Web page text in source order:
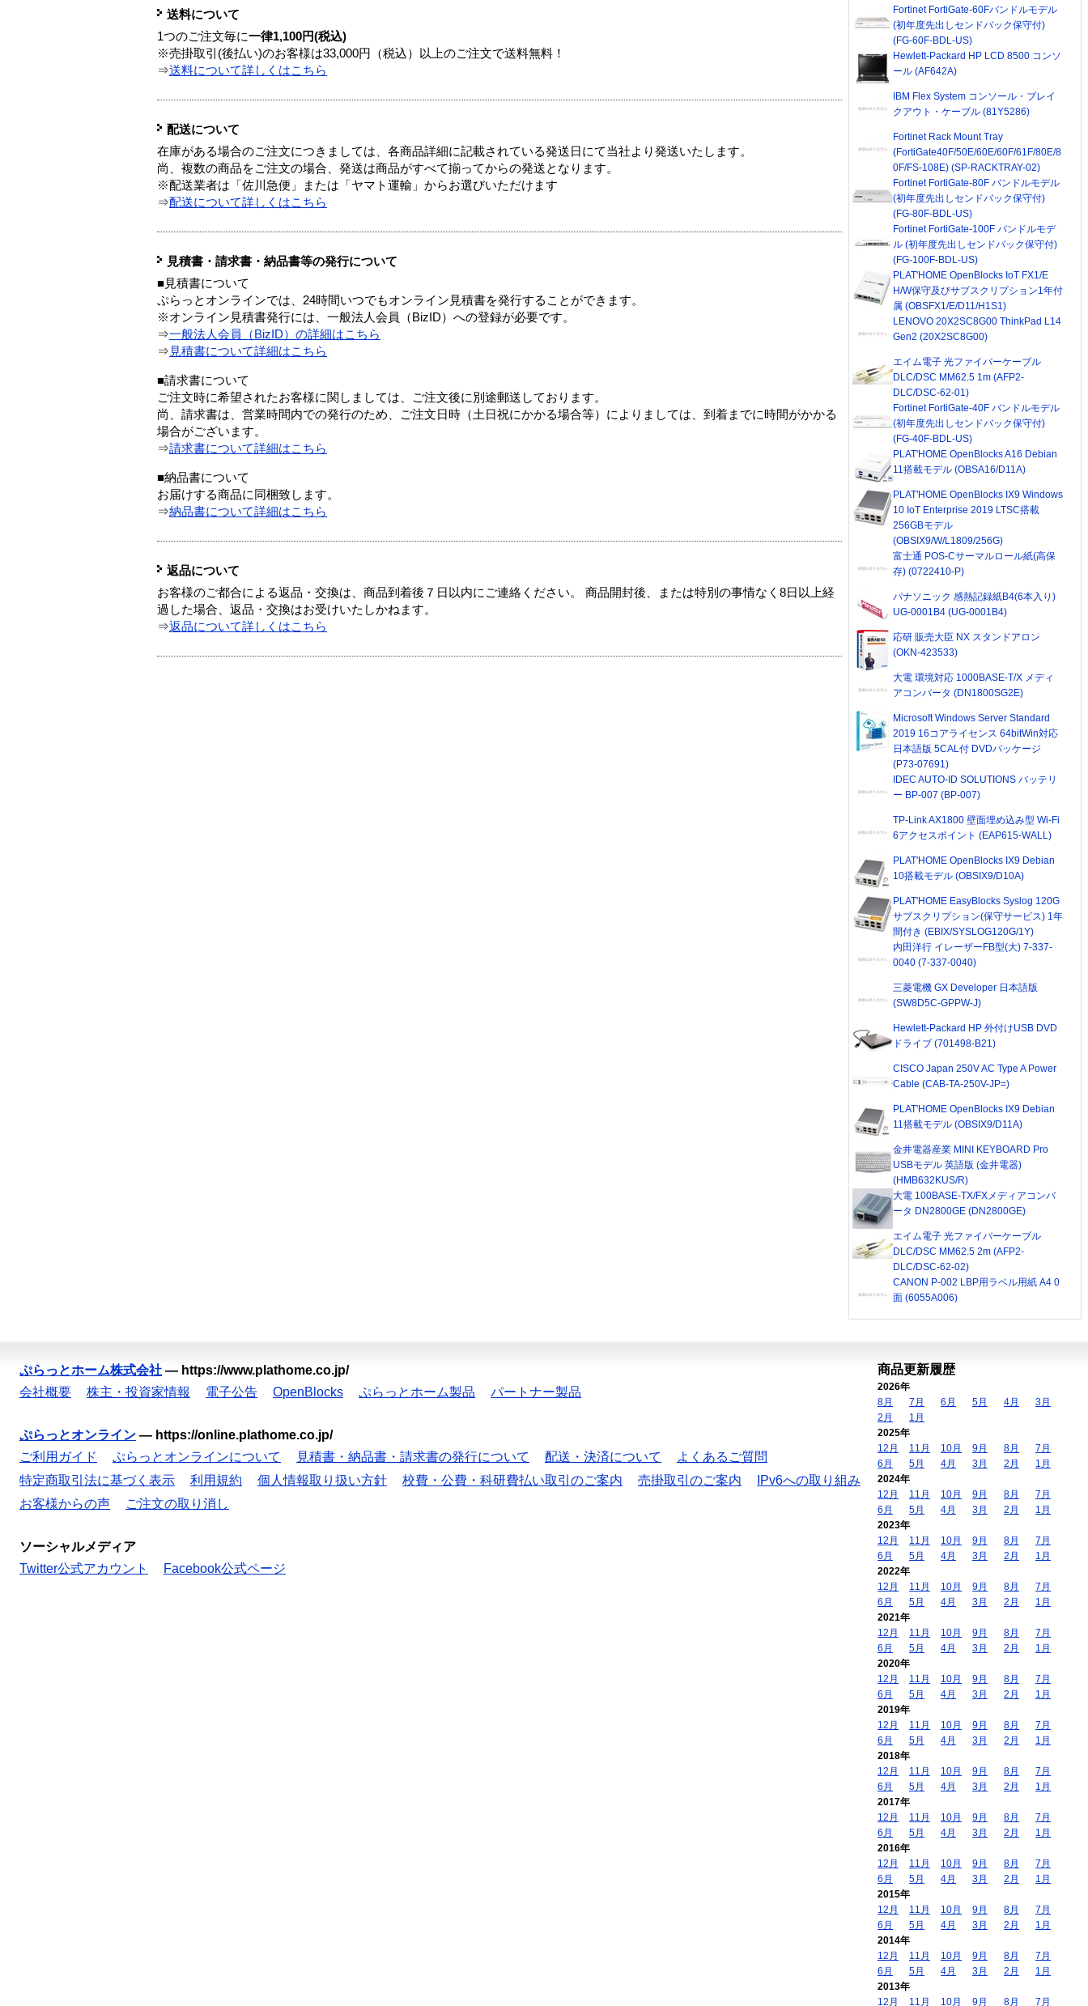
送料について
1つのご注文毎に一律1,100円(税込)
※売掛取引(後払い)のお客様は33,000円（税込）以上のご注文で送料無料！
⇒送料について詳しくはこちら
配送について
在庫がある場合のご注文につきましては、各商品詳細に記載されている発送日にて当社より発送いたします。
尚、複数の商品をご注文の場合、発送は商品がすべて揃ってからの発送となります。
※配送業者は「佐川急便」または「ヤマト運輸」からお選びいただけます
⇒配送について詳しくはこちら
見積書・請求書・納品書等の発行について
■見積書について
ぷらっとオンラインでは、24時間いつでもオンライン見積書を発行することができます。
※オンライン見積書発行には、一般法人会員（BizID）への登録が必要です。
⇒一般法人会員（BizID）の詳細はこちら
⇒ 見積書について詳細はこちら
■請求書について
ご注文時に希望されたお客様に関しましては、ご注文後に別途郵送しております。
尚、請求書は、営業時間内での発行のため、ご注文日時（土日祝にかかる場合等）によりましては、到着までに時間がかかる
場合がございます。
⇒請求書について詳細はこちら
■納品書について
お届けする商品に同梱致します。
⇒納品書について詳細はこちら
返品について
お客様のご都合による返品・交換は、商品到着後７日以内にご連絡ください。 商品開封後、または特別の事情なく8日以上経
過した場合、返品・交換はお受けいたしかねます。
⇒返品について詳しくはこちら
Fortinet FortiGate-60Fバンドルモデル
(初年度先出しセンドバック保守付)
(FG-60F-BDL-US)
Hewlett-Packard HP LCD 8500 コンソ
ール (AF642A)
IBM Flex System コンソール・ブレイ
クアウト・ケーブル (81Y5286)
Fortinet Rack Mount Tray
(FortiGate40F/50E/60E/60F/61F/80E/8
0F/FS-108E) (SP-RACKTRAY-02)
Fortinet FortiGate-80F バンドルモデル
(初年度先出しセンドバック保守付)
(FG-80F-BDL-US)
Fortinet FortiGate-100F バンドルモデ
ル (初年度先出しセンドバック保守付)
(FG-100F-BDL-US)
PLAT'HOME OpenBlocks IoT FX1/E
H/W保守及びサブスクリプション1年付
属 (OBSFX1/E/D11/H1S1)
LENOVO 20X2SC8G00 ThinkPad L14
Gen2 (20X2SC8G00)
エイム電子 光ファイバーケーブル
DLC/DSC MM62.5 1m (AFP2-
DLC/DSC-62-01)
Fortinet FortiGate-40F バンドルモデル
(初年度先出しセンドバック保守付)
(FG-40F-BDL-US)
PLAT'HOME OpenBlocks A16 Debian
11搭載モデル (OBSA16/D11A)
PLAT'HOME OpenBlocks IX9 Windows
10 IoT Enterprise 2019 LTSC搭載
256GBモデル
(OBSIX9/W/L1809/256G)
富士通 POS-Cサーマルロール紙(高保
存) (0722410-P)
パナソニック 感熱記録紙B4(6本入り)
UG-0001B4 (UG-0001B4)
応研 販売大臣 NX スタンドアロン
(OKN-423533)
大電 環境対応 1000BASE-T/X メディ
アコンバータ (DN1800SG2E)
Microsoft Windows Server Standard
2019 16コアライセンス 64bitWin対応
日本語版 5CAL付 DVDパッケージ
(P73-07691)
IDEC AUTO-ID SOLUTIONS バッテリ
ー BP-007 (BP-007)
TP-Link AX1800 壁面埋め込み型 Wi-Fi
6アクセスポイント (EAP615-WALL)
PLAT'HOME OpenBlocks IX9 Debian
10搭載モデル (OBSIX9/D10A)
PLAT'HOME EasyBlocks Syslog 120G
サブスクリプション(保守サービス) 1年
間付き (EBIX/SYSLOG120G/1Y)
内田洋行 イレーザーFB型(大) 7-337-
0040 (7-337-0040)
三菱電機 GX Developer 日本語版
(SW8D5C-GPPW-J)
Hewlett-Packard HP 外付けUSB DVD
ドライブ (701498-B21)
CISCO Japan 250V AC Type A Power
Cable (CAB-TA-250V-JP=)
PLAT'HOME OpenBlocks IX9 Debian
11搭載モデル (OBSIX9/D11A)
金井電器産業 MINI KEYBOARD Pro
USBモデル 英語版 (金井電器)
(HMB632KUS/R)
大電 100BASE-TX/FXメディアコンバ
ータ DN2800GE (DN2800GE)
エイム電子 光ファイバーケーブル
DLC/DSC MM62.5 2m (AFP2-
DLC/DSC-62-02)
CANON P-002 LBP用ラベル用紙 A4 0
面 (6055A006)
ぷらっとホーム株式会社 — https://www.plathome.co.jp/
会社概要
株主・投資家情報 電子公告 OpenBlocks ぷらっとホーム製品 パートナー製品
ぷらっとオンライン — https://online.plathome.co.jp/
ご利用ガイド
ぷらっとオンラインについて 見積書・納品書・請求書の発行について 配送・決済について
よくあるご質問
特定商取引法に基づく表示
利用規約 個人情報取り扱い方針 校費・公費・科研費払い取引のご案内 売掛取引のご案内
IPv6への取り組み
お客様からの声
ご注文の取り消し
ソーシャルメディア
Twitter公式アカウント
Facebook公式ページ
商品更新履歴
2026年
8月
7月 6月 5月 4月
3月
2月
1月
2025年
12月
11月 10月 9月 8月
7月
6月
5月 4月 3月 2月
1月
2024年
12月
11月 10月 9月 8月
7月
6月
5月 4月 3月 2月
1月
2023年
12月
11月 10月 9月 8月
7月
6月
5月 4月 3月 2月
1月
2022年
12月
11月 10月 9月 8月
7月
6月
5月 4月 3月 2月
1月
2021年
12月
11月 10月 9月 8月
7月
6月
5月 4月 3月 2月
1月
2020年
12月
11月 10月 9月 8月
7月
6月
5月 4月 3月 2月
1月
2019年
12月
11月 10月 9月 8月
7月
6月
5月 4月 3月 2月
1月
2018年
12月
11月 10月 9月 8月
7月
6月
5月 4月 3月 2月
1月
2017年
12月
11月 10月 9月 8月
7月
6月
5月 4月 3月 2月
1月
2016年
12月
11月 10月 9月 8月
7月
6月
5月 4月 3月 2月
1月
2015年
12月
11月 10月 9月 8月
7月
6月
5月 4月 3月 2月
1月
2014年
12月
11月 10月 9月 8月
7月
6月
5月 4月 3月 2月
1月
2013年
12月
11月 10月 9月 8月 7月